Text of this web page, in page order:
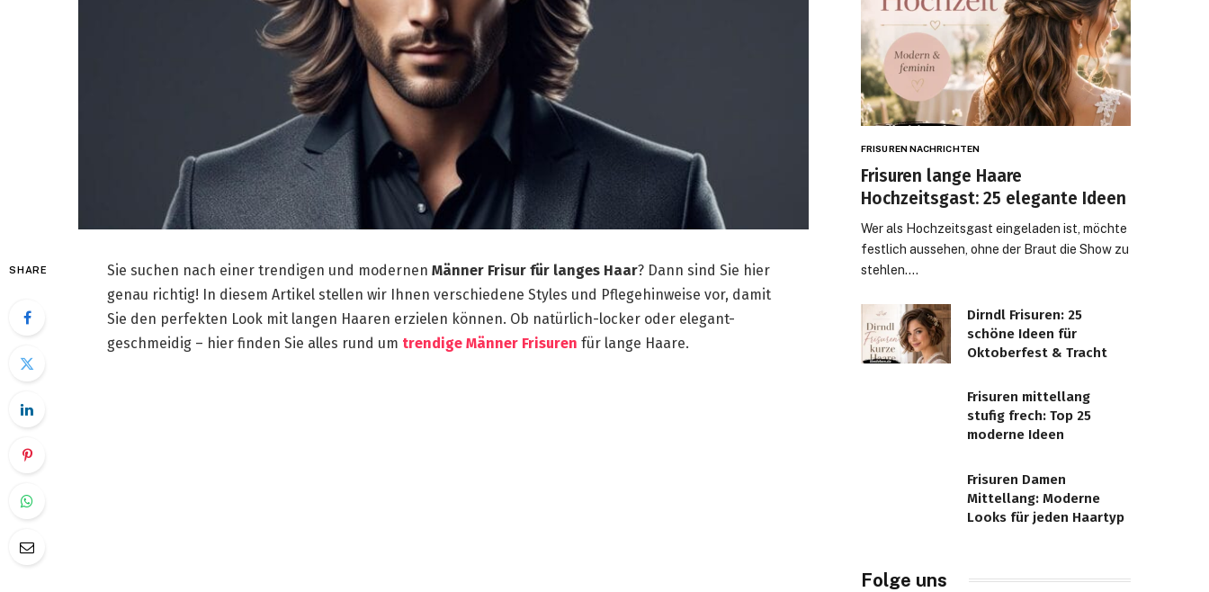
SHARE Sie suchen nach einer trendigen und modernen Männer Frisur für langes Haar? Dann sind Sie hier
genau richtig! In diesem Artikel stellen wir Ihnen verschiedene Styles und Pflegehinweise vor, damit
Sie den perfekten Look mit langen Haaren erzielen können. Ob natürlich-locker oder elegant-
geschmeidig – hier finden Sie alles rund um trendige Männer Frisuren für lange Haare.
FRISUREN NACHRICHTEN
Frisuren lange Haare
Hochzeitsgast: 25 elegante Ideen
Wer als Hochzeitsgast eingeladen ist, möchte
festlich aussehen, ohne der Braut die Show zu
stehlen.…
Dirndl Frisuren: 25
schöne Ideen für
Oktoberfest & Tracht
Frisuren mittellang
stufig frech: Top 25
moderne Ideen
Frisuren Damen
Mittellang: Moderne
Looks für jeden Haartyp
Folge uns